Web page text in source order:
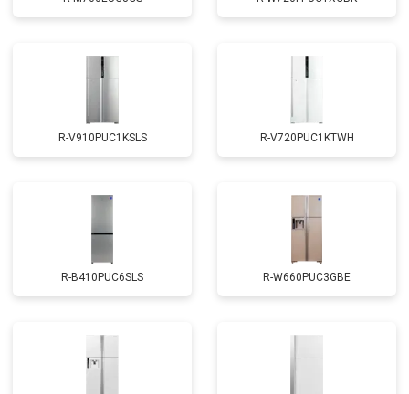
R-V910PUC1KSLS R-V720PUC1KTWH
R-B410PUC6SLS R-W660PUC3GBE